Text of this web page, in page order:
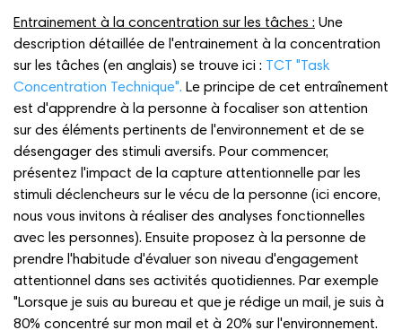
Entrainement à la concentration sur les tâches : Une
description détaillée de l'entrainement à la concentration
sur les tâches (en anglais) se trouve ici : TCT "Task
Concentration Technique". Le principe de cet entraînement
est d'apprendre à la personne à focaliser son attention
sur des éléments pertinents de l'environnement et de se
désengager des stimuli aversifs. Pour commencer,
présentez l'impact de la capture attentionnelle par les
stimuli déclencheurs sur le vécu de la personne (ici encore,
nous vous invitons à réaliser des analyses fonctionnelles
avec les personnes). Ensuite proposez à la personne de
prendre l'habitude d'évaluer son niveau d'engagement
attentionnel dans ses activités quotidiennes. Par exemple
"Lorsque je suis au bureau et que je rédige un mail, je suis à
80% concentré sur mon mail et à 20% sur l'environnement.